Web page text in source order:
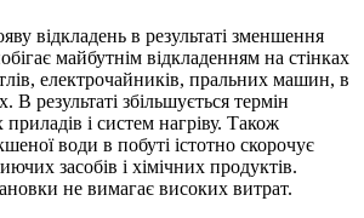
відкладень в результаті зменшення
майбутнім відкладенням на стінках
електрочайників, пральних машин, в
В результаті збільшується термін
і систем нагріву. Також
води в побуті істотно скорочує
засобів і хімічних продуктів.
не вимагає високих витрат.